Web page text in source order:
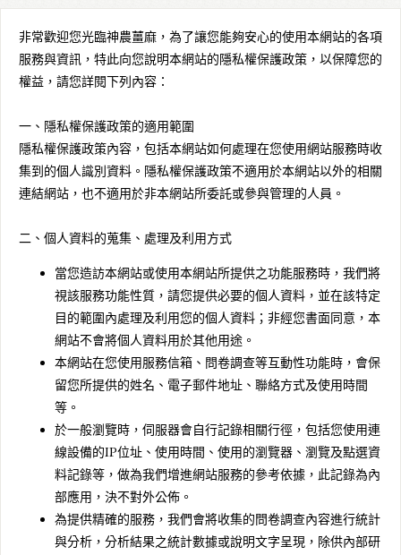
非常歡迎您光臨神農薑麻，為了讓您能夠安心的使用本網站的各項
服務與資訊，特此向您說明本網站的隱私權保護政策，以保障您的
權益，請您詳閱下列內容：
一、隱私權保護政策的適用範圍
隱私權保護政策內容，包括本網站如何處理在您使用網站服務時收
集到的個人識別資料。隱私權保護政策不適用於本網站以外的相關
連結網站，也不適用於非本網站所委託或參與管理的人員。
二、個人資料的蒐集、處理及利用方式
當您造訪本網站或使用本網站所提供之功能服務時，我們將
視該服務功能性質，請您提供必要的個人資料，並在該特定
目的範圍內處理及利用您的個人資料；非經您書面同意，本
網站不會將個人資料用於其他用途。
本網站在您使用服務信箱、問卷調查等互動性功能時，會保
留您所提供的姓名、電子郵件地址、聯絡方式及使用時間
等。
於一般瀏覽時，伺服器會自行記錄相關行徑，包括您使用連
線設備的IP位址、使用時間、使用的瀏覽器、瀏覽及點選資
料記錄等，做為我們增進網站服務的參考依據，此記錄為內
部應用，決不對外公佈。
為提供精確的服務，我們會將收集的問卷調查內容進行統計
與分析，分析結果之統計數據或說明文字呈現，除供內部研